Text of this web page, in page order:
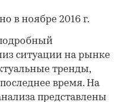
в ноябре 2016 г.
ситуации на рынке
тренды,
время. На
представлены